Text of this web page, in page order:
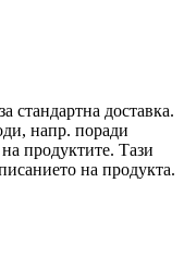
стандартна доставка.
напр. поради
продуктите. Тази
на продукта.